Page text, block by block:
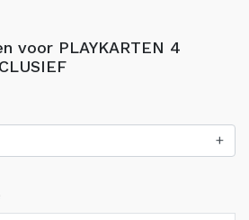
voor PLAYKARTEN 4
+